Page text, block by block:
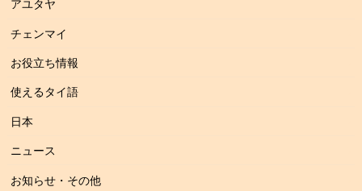
アユタヤ
チェンマイ
お役立ち情報
使えるタイ語
日本
ニュース
お知らせ・その他